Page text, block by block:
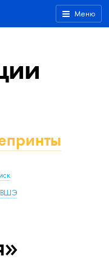
Меню
ВШЭ